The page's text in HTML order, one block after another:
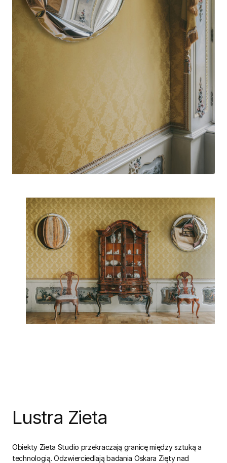
Lustra Zieta
Obiekty Zieta Studio przekraczają granicę między sztuką a
technologią. Odzwierciedlają badania Oskara Zięty nad